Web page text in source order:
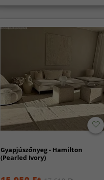
Gyapjúszőnyeg - Hamilton
(Pearled Ivory)